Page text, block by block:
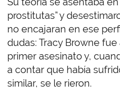
prostitutas” y
no encajaran en ese
dudas: Tracy Browne
primer asesinato y,
a contar que había
similar, se le rieron.